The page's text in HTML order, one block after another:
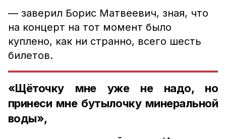
— заверил Борис Матвеевич, зная, что
на концерт на тот момент было
куплено, как ни странно, всего шесть
билетов.
«Щёточку мне уже не надо, но
принеси мне бутылочку минеральной
воды»,